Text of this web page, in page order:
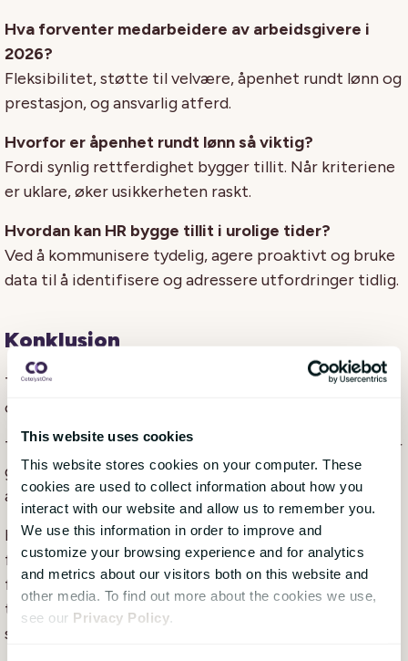
This website uses cookies
This website stores cookies on your computer. These
cookies are used to collect information about how you
interact with our website and allow us to remember you.
We use this information in order to improve and
customize your browsing experience and for analytics
and metrics about our visitors both on this website and
other media. To find out more about the cookies we use,
see our Privacy Policy.
Hva forventer medarbeidere av arbeidsgivere i
2026?
Fleksibilitet, støtte til velvære, åpenhet rundt lønn og
prestasjon, og ansvarlig atferd.
Hvorfor er åpenhet rundt lønn så viktig?
Fordi synlig rettferdighet bygger tillit. Når kriteriene
er uklare, øker usikkerheten raskt.
Hvordan kan HR bygge tillit i urolige tider?
Ved å kommunisere tydelig, agere proaktivt og bruke
data til å identifisere og adressere utfordringer tidlig.
Konklusjon
Tillit vil være en avgjørende faktor for nordiske
organisasjoner i 2026.
Tillit bygges ikke gjennom uttalelser alene. Den vokser
gjennom transparens, synlig rettferdighet, etisk
atferd og rask handling.
HR har en sentral rolle i å forme disse
forutsetningene. Etter hvert som forventningene
fortsetter å øke, vil organisasjoner som responderer
tydelig og proaktivt styrke sin motstandskraft. De
som venter, risikerer å miste troverdighet.